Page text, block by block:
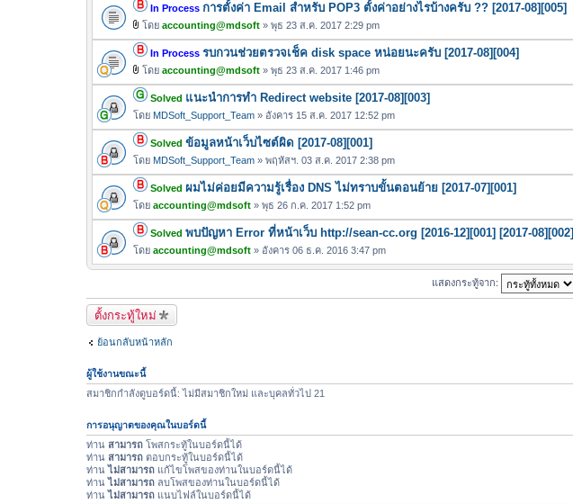
In Process การตั้งค่า Email สำหรับ POP3 ตั้งค่าอย่างไรบ้างครับ ?? [2017-08][005]
ไ
ฟ
ล์
แ
น
บ
โดย accounting@mdsoft » พุธ 23 ส.ค. 2017 2:29 pm
In Process รบกวนช่วยตรวจเช็ค disk space หน่อยนะครับ [2017-08][004]
ไ
ฟ
ล์
แ
น
บ
โดย accounting@mdsoft » พุธ 23 ส.ค. 2017 1:46 pm
Solved แนะนำการทำ Redirect website [2017-08][003]
โดย MDSoft_Support_Team » อังคาร 15 ส.ค. 2017 12:52 pm
Solved ข้อมูลหน้าเว็บไซต์ผิด [2017-08][001]
โดย MDSoft_Support_Team » พฤหัสฯ. 03 ส.ค. 2017 2:38 pm
Solved ผมไม่ค่อยมีความรู้เรื่อง DNS ไม่ทราบขั้นตอนย้าย [2017-07][001]
โดย accounting@mdsoft » พุธ 26 ก.ค. 2017 1:52 pm
Solved พบปัญหา Error ที่หน้าเว็บ http://sean-cc.org [2016-12][001] [2017-08][002]
โดย accounting@mdsoft » อังคาร 06 ธ.ค. 2016 3:47 pm
แสดงกระทู้จาก:
ตั้งกระทู้ใหม่
ย้อนกลับหน้าหลัก
ผู้ใช้งานขณะนี้
สมาชิกกำลังดูบอร์ดนี้: ไม่มีสมาชิกใหม่ และบุคลทั่วไป 21
การอนุญาตของคุณในบอร์ดนี้
ท่าน สามารถ โพสกระทู้ในบอร์ดนี้ได้
ท่าน สามารถ ตอบกระทู้ในบอร์ดนี้ได้
ท่านไม่สามารถ แก้ไขโพสของท่านในบอร์ดนี้ได้
ท่านไม่สามารถ ลบโพสของท่านในบอร์ดนี้ได้
ท่านไม่สามารถ แนบไฟล์ในบอร์ดนี้ได้